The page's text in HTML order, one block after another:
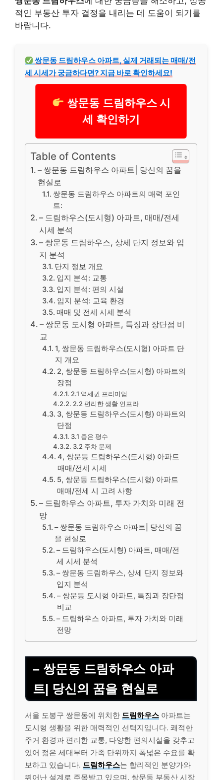
적인 부동산 투자 결정을 내리는 데 도움이 되기를
바랍니다.
쌍문동 드림하우스 아파트, 실제 거래되는 매매/전
세 시세가 궁금하다면? 지금 바로 확인하세요!
쌍문동 드림하우스 시
세 확인하기
Table of Contents
– 쌍문동 드림하우스 아파트| 당신의 꿈을
현실로
쌍문동 드림하우스 아파트의 매력 포인
트:
– 드림하우스(도시형) 아파트, 매매/전세
시세 분석
– 쌍문동 드림하우스, 상세 단지 정보와 입
지 분석
단지 정보 개요
입지 분석: 교통
입지 분석: 편의 시설
입지 분석: 교육 환경
매매 및 전세 시세 분석
– 쌍문동 도시형 아파트, 특징과 장단점 비
교
1, 쌍문동 드림하우스(도시형) 아파트 단
지 개요
2, 쌍문동 드림하우스(도시형) 아파트의
장점
2.1 역세권 프리미엄
2.2 편리한 생활 인프라
3, 쌍문동 드림하우스(도시형) 아파트의
단점
3.1 좁은 평수
3.2 주차 문제
4, 쌍문동 드림하우스(도시형) 아파트
매매/전세 시세
5, 쌍문동 드림하우스(도시형) 아파트
매매/전세 시 고려 사항
– 드림하우스 아파트, 투자 가치와 미래 전
망
– 쌍문동 드림하우스 아파트| 당신의 꿈
을 현실로
– 드림하우스(도시형) 아파트, 매매/전
세 시세 분석
– 쌍문동 드림하우스, 상세 단지 정보와
입지 분석
– 쌍문동 도시형 아파트, 특징과 장단점
비교
– 드림하우스 아파트, 투자 가치와 미래
전망
– 쌍문동 드림하우스 아파
트| 당신의 꿈을 현실로
서울 도봉구 쌍문동에 위치한 드림하우스 아파트는
도시형 생활을 위한 매력적인 선택지입니다. 쾌적한
주거 환경과 편리한 교통, 다양한 편의시설을 갖추고
있어 젊은 세대부터 가족 단위까지 폭넓은 수요를 확
보하고 있습니다. 드림하우스는 합리적인 분양가와
뛰어난 설계로 주목받고 있으며, 쌍문동 부동산 시장